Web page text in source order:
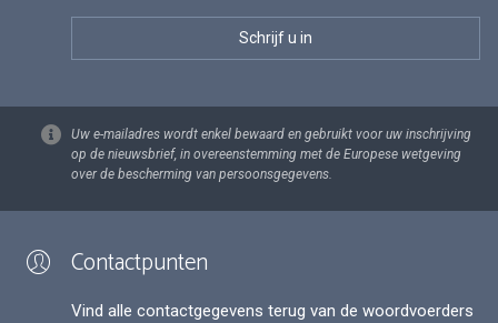
Uw e-mailadres wordt enkel bewaard en gebruikt voor uw inschrijving
op de nieuwsbrief, in overeenstemming met de Europese wetgeving
over de bescherming van persoonsgegevens.
Contactpunten
Vind alle contactgegevens terug van de woordvoerders